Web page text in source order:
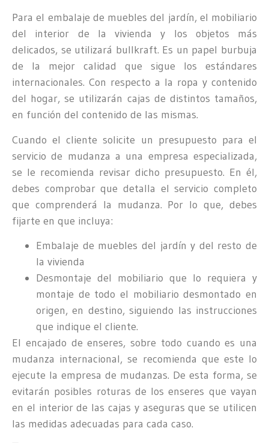
Para el embalaje de muebles del jardín, el mobiliario
del interior de la vivienda y los objetos más
delicados, se utilizará bullkraft. Es un papel burbuja
de la mejor calidad que sigue los estándares
internacionales. Con respecto a la ropa y contenido
del hogar, se utilizarán cajas de distintos tamaños,
en función del contenido de las mismas.
Cuando el cliente solicite un presupuesto para el
servicio de mudanza a una empresa especializada,
se le recomienda revisar dicho presupuesto. En él,
debes comprobar que detalla el servicio completo
que comprenderá la mudanza. Por lo que, debes
fijarte en que incluya:
Embalaje de muebles del jardín y del resto de
la vivienda
Desmontaje del mobiliario que lo requiera y
montaje de todo el mobiliario desmontado en
origen, en destino, siguiendo las instrucciones
que indique el cliente.
El encajado de enseres, sobre todo cuando es una
mudanza internacional, se recomienda que este lo
ejecute la empresa de mudanzas. De esta forma, se
evitarán posibles roturas de los enseres que vayan
en el interior de las cajas y aseguras que se utilicen
las medidas adecuadas para cada caso.